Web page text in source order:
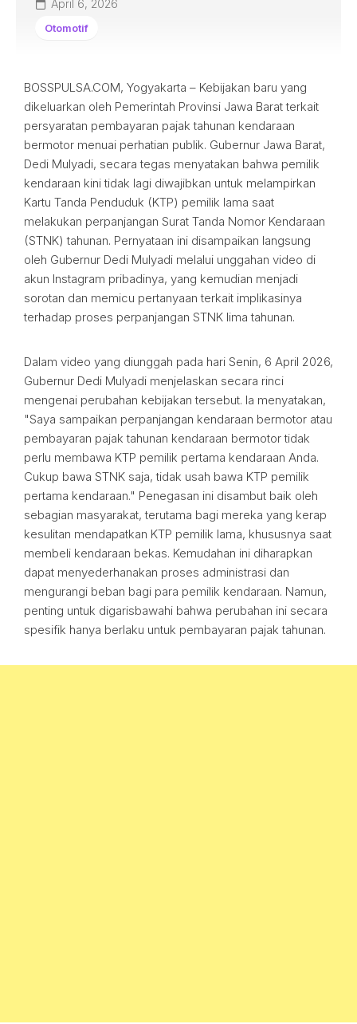
April 6, 2026
Otomotif
BOSSPULSA.COM, Yogyakarta – Kebijakan baru yang
dikeluarkan oleh Pemerintah Provinsi Jawa Barat terkait
persyaratan pembayaran pajak tahunan kendaraan
bermotor menuai perhatian publik. Gubernur Jawa Barat,
Dedi Mulyadi, secara tegas menyatakan bahwa pemilik
kendaraan kini tidak lagi diwajibkan untuk melampirkan
Kartu Tanda Penduduk (KTP) pemilik lama saat
melakukan perpanjangan Surat Tanda Nomor Kendaraan
(STNK) tahunan. Pernyataan ini disampaikan langsung
oleh Gubernur Dedi Mulyadi melalui unggahan video di
akun Instagram pribadinya, yang kemudian menjadi
sorotan dan memicu pertanyaan terkait implikasinya
terhadap proses perpanjangan STNK lima tahunan.
Dalam video yang diunggah pada hari Senin, 6 April 2026,
Gubernur Dedi Mulyadi menjelaskan secara rinci
mengenai perubahan kebijakan tersebut. Ia menyatakan,
"Saya sampaikan perpanjangan kendaraan bermotor atau
pembayaran pajak tahunan kendaraan bermotor tidak
perlu membawa KTP pemilik pertama kendaraan Anda.
Cukup bawa STNK saja, tidak usah bawa KTP pemilik
pertama kendaraan." Penegasan ini disambut baik oleh
sebagian masyarakat, terutama bagi mereka yang kerap
kesulitan mendapatkan KTP pemilik lama, khususnya saat
membeli kendaraan bekas. Kemudahan ini diharapkan
dapat menyederhanakan proses administrasi dan
mengurangi beban bagi para pemilik kendaraan. Namun,
penting untuk digarisbawahi bahwa perubahan ini secara
spesifik hanya berlaku untuk pembayaran pajak tahunan.